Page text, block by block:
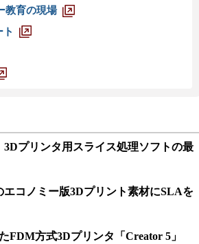
教育の現場
プリンタ用スライス処理ソフトの最
コノミー版3Dプリント素材にSLAを
FDM方式3Dプリンタ「Creator 5」